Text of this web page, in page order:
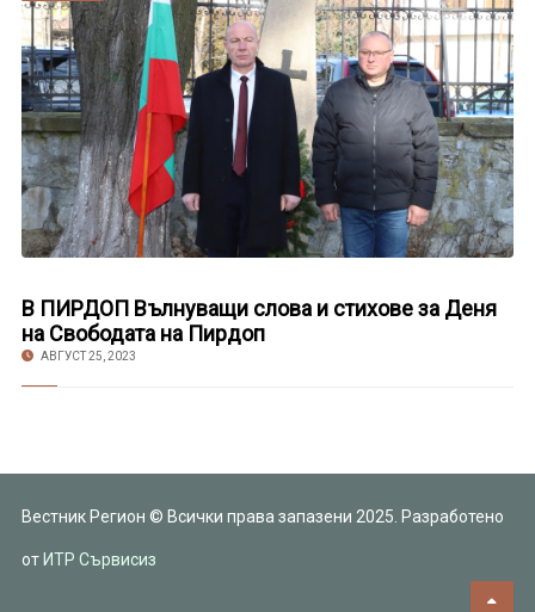
В ПИРДОП Вълнуващи слова и стихове за Деня
на Свободата на Пирдоп
АВГУСТ 25, 2023
Вестник Регион © Всички права запазени 2025. Разработено
от ИТР Сървисиз